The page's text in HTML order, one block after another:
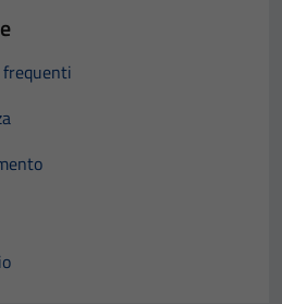
frequenti